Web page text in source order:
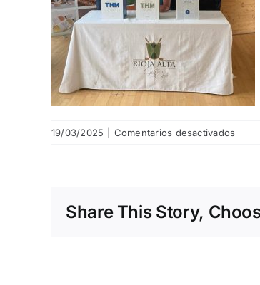
19/03/2025 Comentarios desactivados
de
Share This Story,